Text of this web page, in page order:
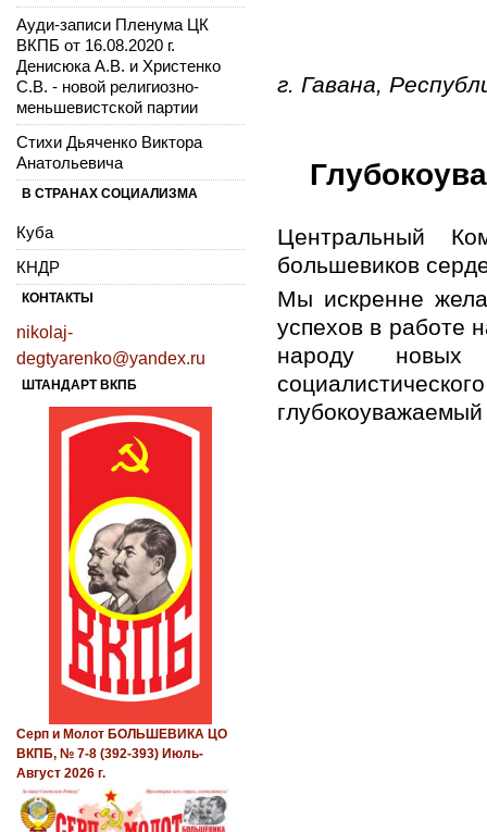
г. Гавана,
Центральный
большевиков
Мы искренне
успехов в работе
народу
Ауди-записи Пленума ЦК
ВКПБ от 16.08.2020 г.
Денисюка А.В. и Христенко
С.В. - новой религиозно-
меньшевистской партии
Стихи Дьяченко Виктора
Анатольевича
В СТРАНАХ СОЦИАЛИЗМА
Куба
КНДР
КОНТАКТЫ
nikolaj-
degtyarenko@yandex.ru
ШТАНДАРТ ВКПБ
Серп и Молот БОЛЬШЕВИКА ЦО
ВКПБ, № 7-8 (392-393) Июль-
Август 2026 г.